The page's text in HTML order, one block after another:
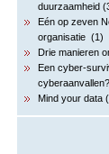
duurzaamheid
Eén op zeven
organisatie (1)
Drie manieren
Een cyber-
cyberaanvallen?
Mind your data